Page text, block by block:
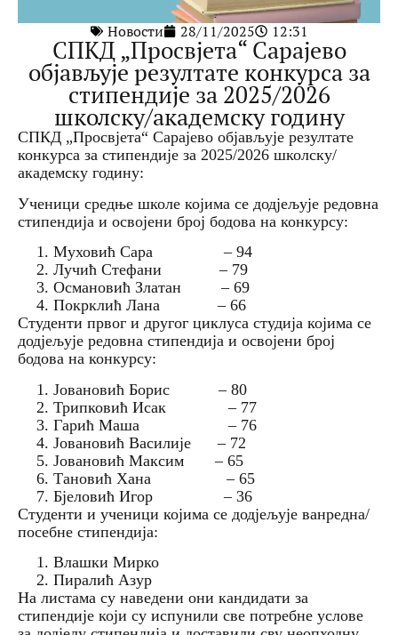
Новости 28/11/2025 12:31
СПКД „Просвјета“ Сарајево
објављује резултате конкурса за
стипендије за 2025/2026
школску/академску годину
СПКД „Просвјета“ Сарајево објављује резултате
конкурса за стипендије за 2025/2026 школску/
академску годину:
Ученици средње школе којима се додјељује редовна
стипендија и освојени број бодова на конкурсу:
Муховић Сара – 94
Лучић Стефани – 79
Османовић Златан – 69
Покрклић Лана – 66
Студенти првог и другог циклуса студија којима се
додјељује редовна стипендија и освојени број
бодова на конкурсу:
Јовановић Борис – 80
Трипковић Исак – 77
Гарић Маша – 76
Јовановић Василије – 72
Јовановић Максим – 65
Тановић Хана – 65
Бјеловић Игор – 36
Студенти и ученици којима се додјељује ванредна/
посебне стипендија:
Влашки Мирко
Пиралић Азур
На листама су наведени они кандидати за
стипендије који су испунили све потребне услове